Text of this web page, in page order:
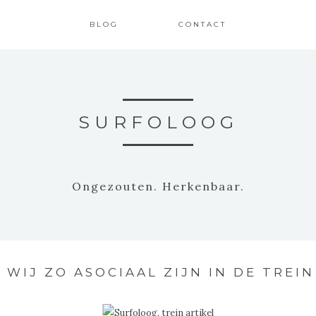
BLOG CONTACT
SURFOLOOG
Ongezouten. Herkenbaar.
WIJ ZO ASOCIAAL ZIJN IN DE TREIN